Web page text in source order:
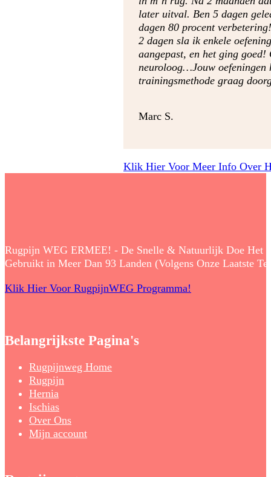
later uitval. Ben 5 dagen
dagen 80 procent
2 dagen sla ik enkele
aangepast, en het ging
neuroloog…Jouw oefeningen
trainingsmethode graag
Marc S.
Klik Hier Voor Meer Info Over
Rugpijn WEG ERMEE! - De Snelle & Natuurlijk Doe Het
Gebruikt in Meer Dan 93 Landen (Volgens Onze Laatste
Klik Hier Voor RugpijnWEG Programma!
Belangrijkste Pagina's
Rugpijnweg Home
Rugpijn
Hernia
Ischias
Over Ons
Mijn account